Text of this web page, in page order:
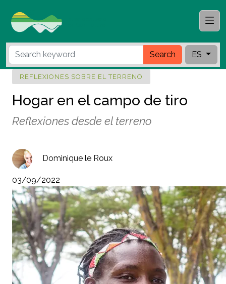
Search ES
REFLEXIONES SOBRE EL TERRENO
Hogar en el campo de tiro
Reflexiones desde el terreno
Dominique le Roux
03/09/2022